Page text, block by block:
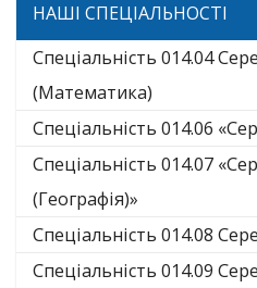
НАШІ СПЕЦІАЛЬНОСТІ
Спеціальність 014.04
(Математика)
Спеціальність 014.06
Спеціальність 014.07
(Географія)»
Спеціальність 014.08
Спеціальність 014.09